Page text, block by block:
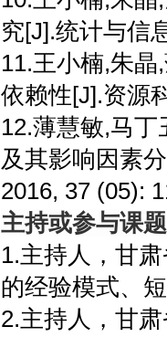
究[J].统计与信
11.王小楠,朱晶,
依赖性[J].资源
12.薄慧敏,马丁
及其影响因素
2016, 37 (05):
主持或参与课
1.主持人，甘
的经验模式、
2.主持人，甘